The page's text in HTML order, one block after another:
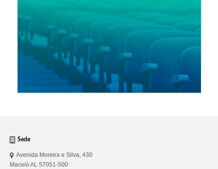
Contatos
Fale Conosco
NEP
Sede
Avenida Moreira e Silva, 430
Maceió AL 57051-500